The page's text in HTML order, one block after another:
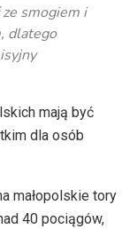
smogiem i
dlatego
mają być
dla osób
małopolskie tory
40 pociągów,